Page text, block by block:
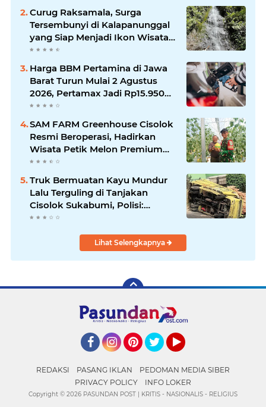
Curug Raksamala, Surga
Tersembunyi di Kalapanunggal
yang Siap Menjadi Ikon Wisata
Alam Baru Kabupaten
Harga BBM Pertamina di Jawa
Barat Turun Mulai 2 Agustus
2026, Pertamax Jadi Rp15.950
per Liter, Cek Daftar Harga
SAM FARM Greenhouse Cisolok
Resmi Beroperasi, Hadirkan
Wisata Petik Melon Premium
dan Edukasi Pertanian Modern
Truk Bermuatan Kayu Mundur
Lalu Terguling di Tanjakan
Cisolok Sukabumi, Polisi:
Diduga Tak Kuat Menanjak
Lihat Selengkapnya
REDAKSI PASANG IKLAN
PEDOMAN MEDIA SIBER
PRIVACY POLICY
INFO LOKER
Copyright © 2026 PASUNDAN POST | KRITIS - NASIONALIS - RELIGIUS